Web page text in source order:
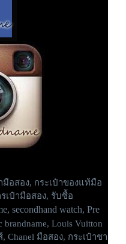
มือสอง, กระเป๋าของแท้มือ
เป๋ามือสอง, รับซื้อ
secondhand watch, Pre
brandname, Louis Vuitton
Chanel มือสอง, กระเป๋าชา